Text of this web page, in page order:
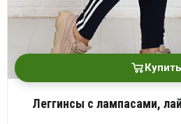
Купить
Леггинсы с лампасами,